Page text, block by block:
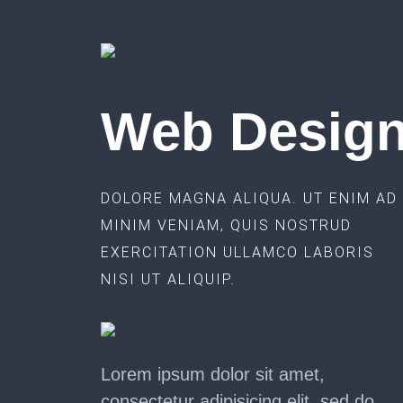
Web
DOLORE MAGNA ALIQUA. UT ENIM AD
MINIM VENIAM, QUIS NOSTRUD
EXERCITATION ULLAMCO LABORIS
NISI UT ALIQUIP.
Lorem ipsum dolor sit amet,